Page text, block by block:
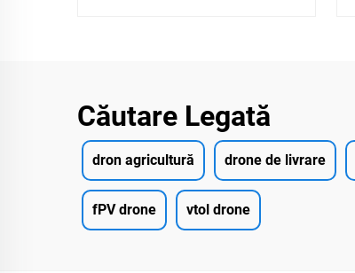
Căutare Legată
dron agricultură drone de livrare
fPV drone vtol drone